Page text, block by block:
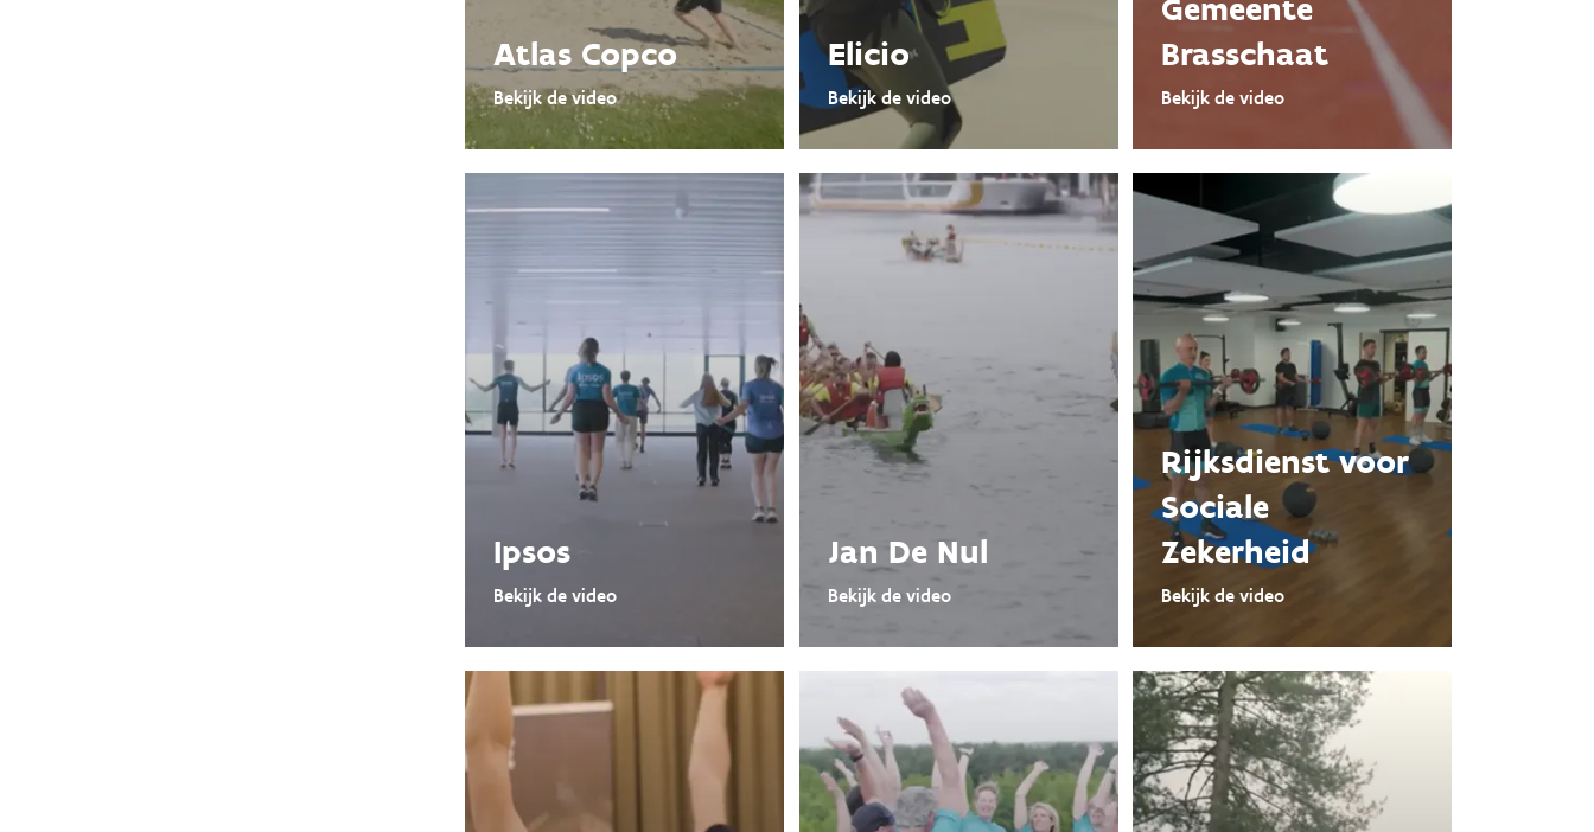
Atlas Copco
Bekijk de video
Elicio
Bekijk de video
Gemeente
Brasschaat
Bekijk de video
Ipsos
Bekijk de video
Jan De Nul
Bekijk de video
Rijksdienst voor
Sociale
Zekerheid
Bekijk de video